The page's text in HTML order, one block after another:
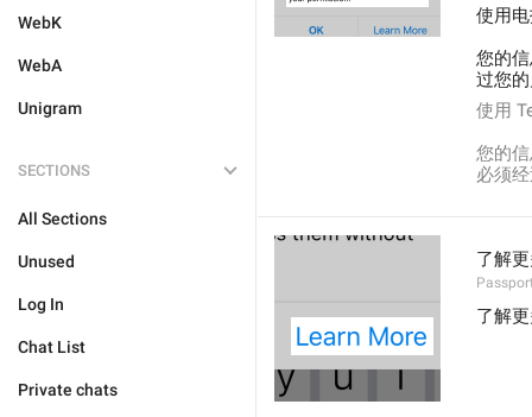
WebK
WebA
Unigram
SECTIONS
All Sections
Unused
Log In
Chat List
Private chats
使用
您的
过您
使用
您的
必须
了解
了解